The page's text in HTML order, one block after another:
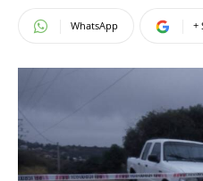
WhatsApp +